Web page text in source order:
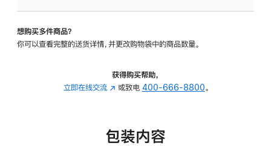
转
的
想购买多件商品？
你可以查看完整的送货详情，并更改购物袋中的商品数量。
获得购买帮助，
立即在线交流 (在
中
或致电 400-666-8800。
包装内容